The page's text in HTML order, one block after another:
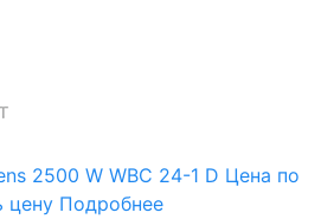
2500 W WBC 24-1 D Цена по
цену Подробнее